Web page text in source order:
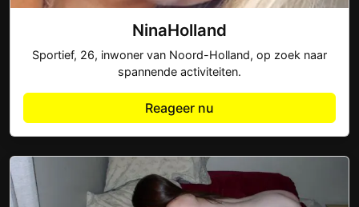
NinaHolland
Sportief, 26, inwoner van Noord-Holland, op zoek naar
spannende activiteiten.
Reageer nu